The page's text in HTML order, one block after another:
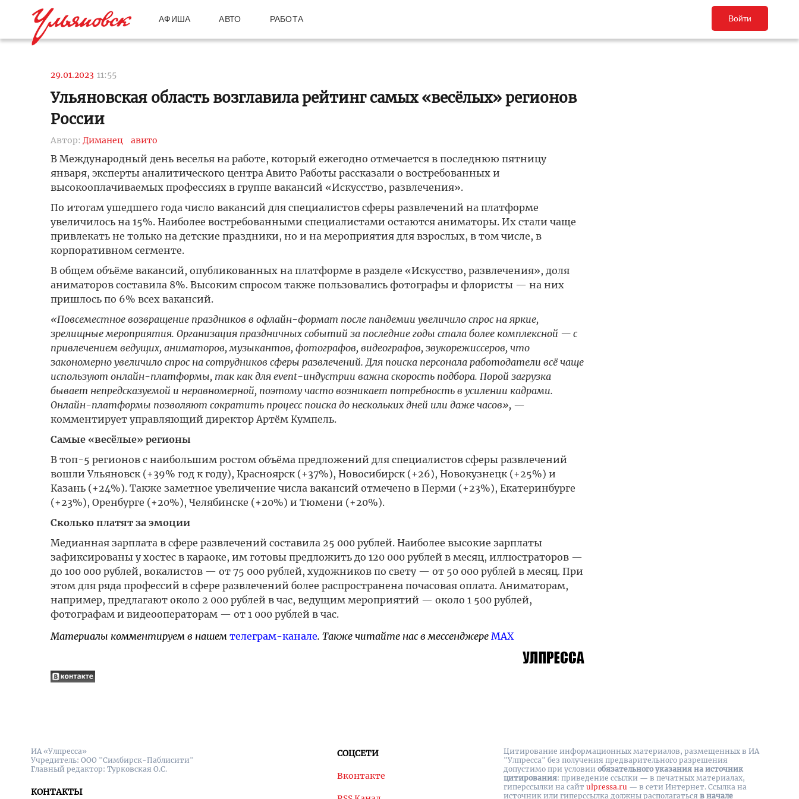
АФИША АВТО РАБОТА Войти
29.01.2023 11:55
Ульяновская область возглавила рейтинг самых «весёлых» регионов
России
Автор: Диманец авито
В Международный день веселья на работе, который ежегодно отмечается в последнюю пятницу
января, эксперты аналитического центра Авито Работы рассказали о востребованных и
высокооплачиваемых профессиях в группе вакансий «Искусство, развлечения».
По итогам ушедшего года число вакансий для специалистов сферы развлечений на платформе
увеличилось на 15%. Наиболее востребованными специалистами остаются аниматоры. Их стали чаще
привлекать не только на детские праздники, но и на мероприятия для взрослых, в том числе, в
корпоративном сегменте.
В общем объёме вакансий, опубликованных на платформе в разделе «Искусство, развлечения», доля
аниматоров составила 8%. Высоким спросом также пользовались фотографы и флористы — на них
пришлось по 6% всех вакансий.
«Повсеместное возвращение праздников в офлайн-формат после пандемии увеличило спрос на яркие,
зрелищные мероприятия. Организация праздничных событий за последние годы стала более комплексной — с
привлечением ведущих, аниматоров, музыкантов, фотографов, видеографов, звукорежиссеров, что
закономерно увеличило спрос на сотрудников сферы развлечений. Для поиска персонала работодатели всё чаще
используют онлайн-платформы, так как для event-индустрии важна скорость подбора. Порой загрузка
бывает непредсказуемой и неравномерной, поэтому часто возникает потребность в усилении кадрами.
Онлайн-платформы позволяют сократить процесс поиска до нескольких дней или даже часов»,—
комментирует управляющий директор Артём Кумпель.
Самые «весёлые» регионы
В топ-5 регионов с наибольшим ростом объёма предложений для специалистов сферы развлечений
вошли Ульяновск (+39% год к году), Красноярск (+37%), Новосибирск (+26), Новокузнецк (+25%) и
Казань (+24%). Также заметное увеличение числа вакансий отмечено в Перми (+23%), Екатеринбурге
(+23%), Оренбурге (+20%), Челябинске (+20%) и Тюмени (+20%).
Сколько платят за эмоции
Медианная зарплата в сфере развлечений составила 25 000 рублей. Наиболее высокие зарплаты
зафиксированы у хостес в караоке, им готовы предложить до 120 000 рублей в месяц, иллюстраторов —
до 100 000 рублей, вокалистов — от 75 000 рублей, художников по свету — от 50 000 рублей в месяц. При
этом для ряда профессий в сфере развлечений более распространена почасовая оплата. Аниматорам,
например, предлагают около 2 000 рублей в час, ведущим мероприятий — около 1 500 рублей,
фотографам и видеооператорам — от 1 000 рублей в час.
Материалы комментируем в нашем телеграм-канале. Также читайте нас в мессенджере MAX
ИА «Улпресса»
Учредитель: ООО "Симбирск-Паблисити"
Главный редактор: Турковская О.С.
КОНТАКТЫ
СОЦСЕТИ
Вконтакте
Цитирование информационных материалов, размещенных в ИА
"Улпресса" без получения предварительного разрешения
допустимо при условии обязательного указания на источник
цитирования: приведение ссылки — в печатных материалах,
гиперссылки на cайт ulpressa.ru — в сети Интернет. Ссылка на
источник или гиперссылка должны располагаться в начале